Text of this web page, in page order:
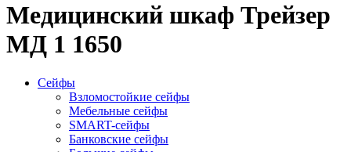
Медицинский шкаф Трейзер
МД 1 1650
Сейфы
Взломостойкие сейфы
Мебельные сейфы
SMART-сейфы
Банковские сейфы